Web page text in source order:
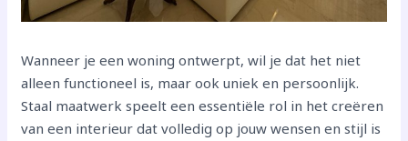
Wanneer je een woning ontwerpt, wil je dat het niet
alleen functioneel is, maar ook uniek en persoonlijk.
Staal maatwerk speelt een essentiële rol in het creëren
van een interieur dat volledig op jouw wensen en stijl is